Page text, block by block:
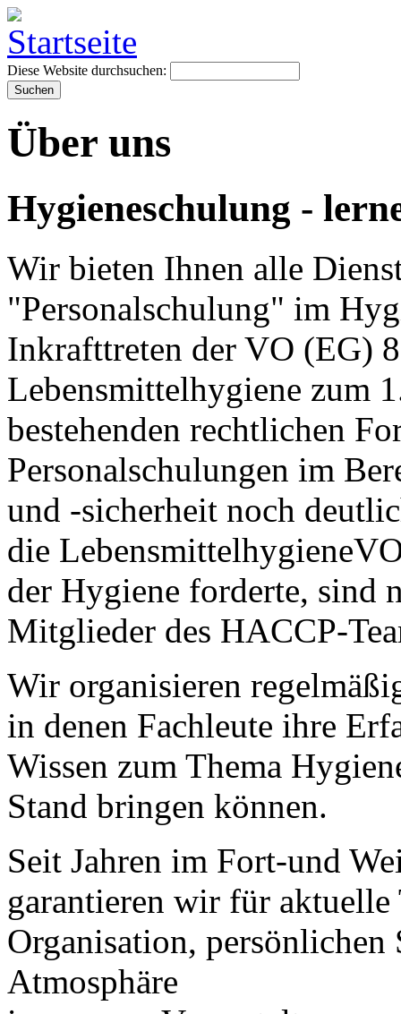
Diese Website durchsuchen:
Über uns
Hygieneschulung -
Wir bieten Ihnen alle
"Personalschulung" im
Inkrafttreten der VO (EG)
Lebensmittelhygiene zum
bestehenden rechtlichen
Personalschulungen im
und -sicherheit noch
die
der Hygiene forderte, sind
Mitglieder des HACCP-
Wir organisieren
in denen Fachleute ihre
Wissen zum Thema
Stand bringen können.
Seit Jahren im Fort-und
garantieren wir für
Organisation, persönlichen
Atmosphäre